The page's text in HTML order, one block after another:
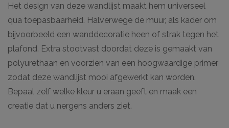
Het design van deze wandlijst maakt hem universeel
qua toepasbaarheid. Halverwege de muur, als kader om
bijvoorbeeld een wanddecoratie heen of strak tegen het
plafond. Extra stootvast doordat deze is gemaakt van
polyurethaan en voorzien van een hoogwaardige primer
zodat deze wandlijst mooi afgewerkt kan worden.
Bepaal zelf welke kleur u eraan geeft en maak een
creatie dat u nergens anders ziet.